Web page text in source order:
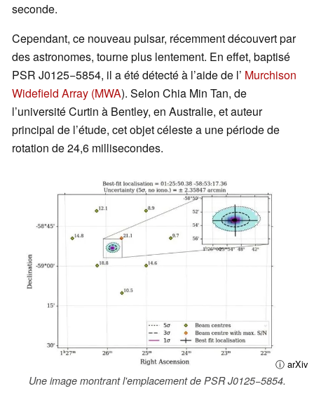
seconde.
Cependant, ce nouveau pulsar, récemment découvert par
des astronomes, tourne plus lentement. En effet, baptisé
PSR J0125−5854, il a été détecté à l’aide de l’ Murchison
Widefield Array (MWA). Selon Chia Min Tan, de
l’université Curtin à Bentley, en Australie, et auteur
principal de l’étude, cet objet céleste a une période de
rotation de 24,6 millisecondes.
ⓘ arXiv
Une image montrant l'emplacement de PSR J0125−5854.